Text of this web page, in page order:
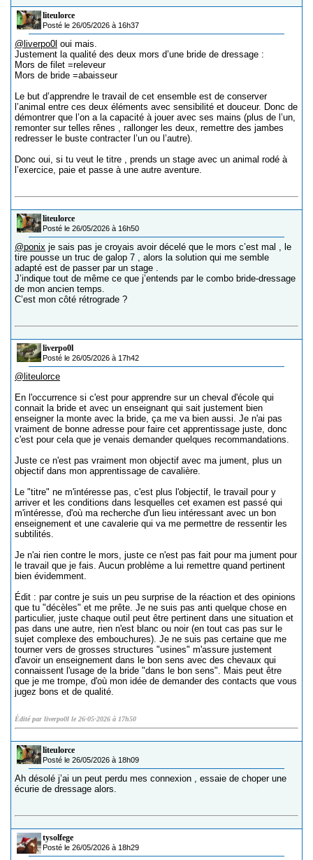
liteulorce
Posté le 26/05/2026 à 16h37
@liverpo0l oui mais.
Justement la qualité des deux mors d’une bride de dressage :
Mors de filet =releveur
Mors de bride =abaisseur
Le but d’apprendre le travail de cet ensemble est de conserver
l’animal entre ces deux éléments avec sensibilité et douceur. Donc de
démontrer que l’on a la capacité à jouer avec ses mains (plus de l’un,
remonter sur telles rênes , rallonger les deux, remettre des jambes
redresser le buste contracter l’un ou l’autre).
Donc oui, si tu veut le titre , prends un stage avec un animal rodé à
l’exercice, paie et passe à une autre aventure.
liteulorce
Posté le 26/05/2026 à 16h50
@ponix je sais pas je croyais avoir décelé que le mors c’est mal , le
tire pousse un truc de galop 7 , alors la solution qui me semble
adapté est de passer par un stage .
J’indique tout de même ce que j’entends par le combo bride-dressage
de mon ancien temps.
C’est mon côté rétrograde ?
liverpo0l
Posté le 26/05/2026 à 17h42
@liteulorce
En l'occurrence si c'est pour apprendre sur un cheval d'école qui
connait la bride et avec un enseignant qui sait justement bien
enseigner la monte avec la bride, ça me va bien aussi. Je n'ai pas
vraiment de bonne adresse pour faire cet apprentissage juste, donc
c'est pour cela que je venais demander quelques recommandations.
Juste ce n'est pas vraiment mon objectif avec ma jument, plus un
objectif dans mon apprentissage de cavalière.
Le "titre" ne m'intéresse pas, c'est plus l'objectif, le travail pour y
arriver et les conditions dans lesquelles cet examen est passé qui
m'intéresse, d'où ma recherche d'un lieu intéressant avec un bon
enseignement et une cavalerie qui va me permettre de ressentir les
subtilités.
Je n'ai rien contre le mors, juste ce n'est pas fait pour ma jument pour
le travail que je fais. Aucun problème a lui remettre quand pertinent
bien évidemment.
Édit : par contre je suis un peu surprise de la réaction et des opinions
que tu "décèles" et me prête. Je ne suis pas anti quelque chose en
particulier, juste chaque outil peut être pertinent dans une situation et
pas dans une autre, rien n'est blanc ou noir (en tout cas pas sur le
sujet complexe des embouchures). Je ne suis pas certaine que me
tourner vers de grosses structures "usines" m'assure justement
d'avoir un enseignement dans le bon sens avec des chevaux qui
connaissent l'usage de la bride "dans le bon sens". Mais peut être
que je me trompe, d'où mon idée de demander des contacts que vous
jugez bons et de qualité.
Édité par liverpo0l le 26-05-2026 à 17h50
liteulorce
Posté le 26/05/2026 à 18h09
Ah désolé j’ai un peut perdu mes connexion , essaie de choper une
écurie de dressage alors.
tysolfege
Posté le 26/05/2026 à 18h29